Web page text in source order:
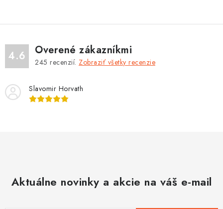
4.6 Overené zákazníkmi
245 recenzií. Zobraziť všetky recenzie
Slavomir Horvath
Aktuálne novinky a akcie na váš e-mail